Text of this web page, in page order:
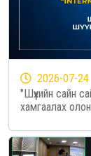
2026-07-24
"Шүүхийн сайн
хамгаалах